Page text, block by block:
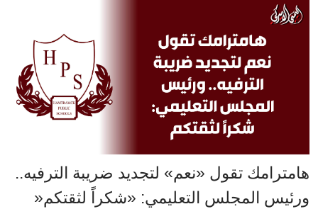
هامترامك تقول «نعم» لتجديد ضريبة الترفيه..
ورئيس المجلس التعليمي: «شكراً لثقتكم«